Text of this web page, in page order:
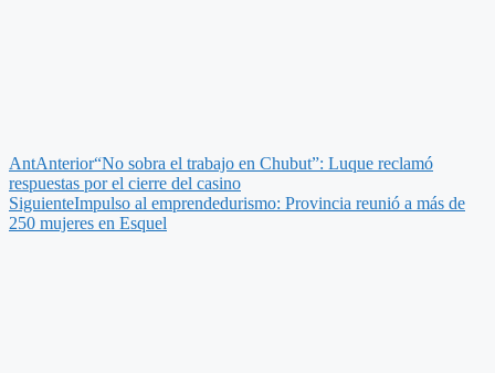
AntAnterior“No sobra el trabajo en Chubut”: Luque reclamó
respuestas por el cierre del casino
SiguienteImpulso al emprendedurismo: Provincia reunió a más de
250 mujeres en Esquel